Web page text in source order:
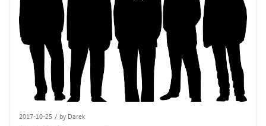
2017-10-25 / by Darek